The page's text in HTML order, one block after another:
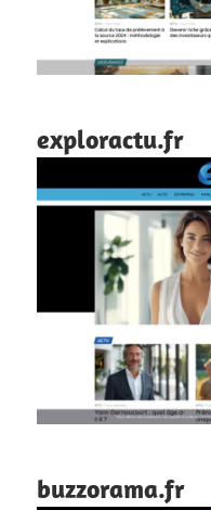
exploractu.fr
buzzorama.fr